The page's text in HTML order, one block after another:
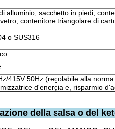
alluminio, sacchetto in piedi,
contenitore triangolare di
o SUS316
415V 50Hz (regolabile alla
d'energia e, risparmio
della salsa o del